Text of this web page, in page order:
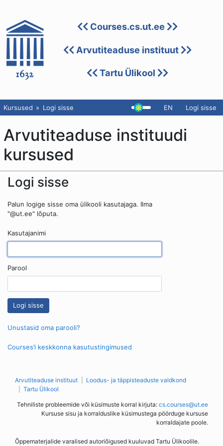
Courses.cs.ut.ee
Arvutiteaduse instituut
Tartu Ülikool
Kursused Logi sisse EN Logi sisse
Arvutiteaduse instituudi
kursused
Logi sisse
Palun logige sisse oma ülikooli kasutajaga. Ilma
"@ut.ee" lõputa.
Kasutajanimi
Parool
Unustasid oma parooli?
Courses’i keskkonna kasutustingimused
Arvutiteaduse instituut
Loodus- ja täppisteaduste valdkond
Tartu Ülikool
Tehniliste probleemide või küsimuste korral kirjuta: cs.courses@ut.ee
Kursuse sisu ja korralduslike küsimustega pöörduge kursuse
korraldajate poole.
Õppematerjalide varalised autoriõigused kuuluvad Tartu Ülikoolile.